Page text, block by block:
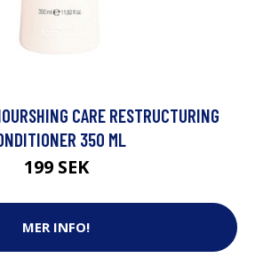
CARE RESTRUCTURING
350 ML
199 SEK
MER INFO!